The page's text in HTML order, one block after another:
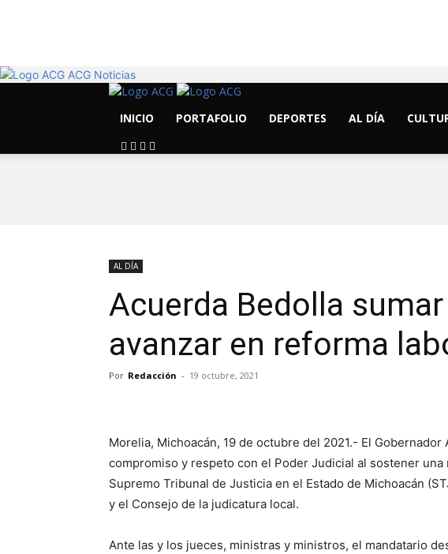
ACG Noticias
INICIO PORTAFOLIO DEPORTES AL DÍA
AL DÍA
Acuerda Bedolla
avanzar en reforma
Por Redacción - 19 octubre, 2021
Morelia, Michoacán, 19 de octubre del 2021.- El
compromiso y respeto con el Poder Judicial al sostener
Supremo Tribunal de Justicia en el Estado de Michoacán
y el Consejo de la judicatura local.
Ante las y los jueces, ministras y ministros, el mandatario